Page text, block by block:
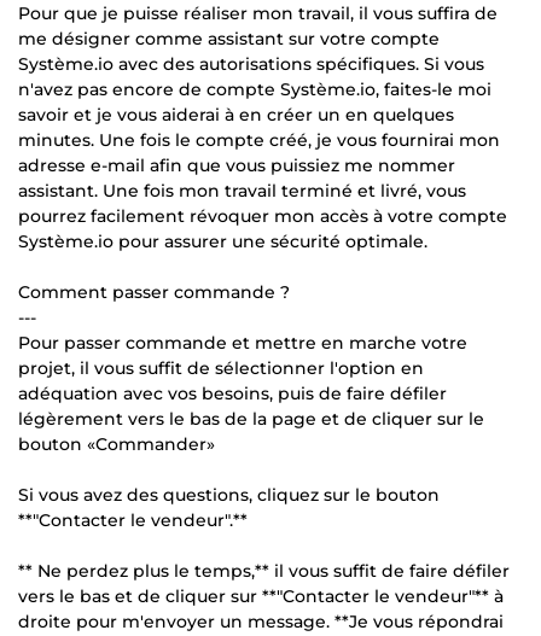
Pour que je puisse réaliser mon travail, il vous suffira de
me désigner comme assistant sur votre compte
Système.io avec des autorisations spécifiques. Si vous
n'avez pas encore de compte Système.io, faites-le moi
savoir et je vous aiderai à en créer un en quelques
minutes. Une fois le compte créé, je vous fournirai mon
adresse e-mail afin que vous puissiez me nommer
assistant. Une fois mon travail terminé et livré, vous
pourrez facilement révoquer mon accès à votre compte
Système.io pour assurer une sécurité optimale.
Comment passer commande ?
---
Pour passer commande et mettre en marche votre
projet, il vous suffit de sélectionner l'option en
adéquation avec vos besoins, puis de faire défiler
légèrement vers le bas de la page et de cliquer sur le
bouton «Commander»
Si vous avez des questions, cliquez sur le bouton
**"Contacter le vendeur".**
** Ne perdez plus le temps,** il vous suffit de faire défiler
vers le bas et de cliquer sur **"Contacter le vendeur"** à
droite pour m'envoyer un message. **Je vous répondrai